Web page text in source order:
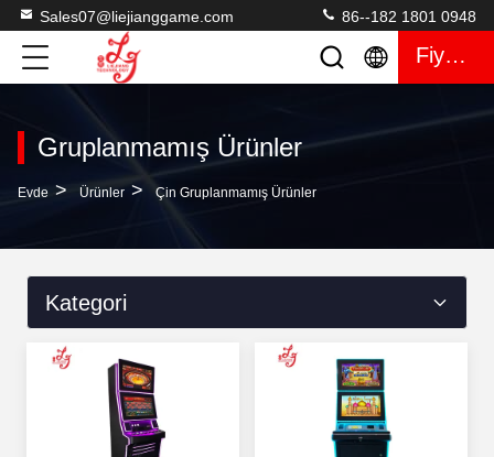
Sales07@liejianggame.com 86--182 1801 0948
Fiyat Teklifi
Gruplanmamış Ürünler
Evde > Ürünler > Çin Gruplanmamış Ürünler
Kategori